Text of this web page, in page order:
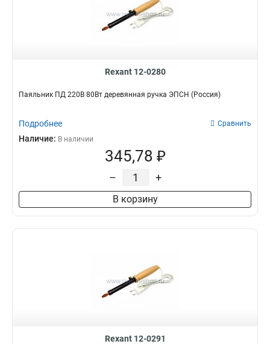
Rexant 12-0280
Паяльник ПД 220В 80Вт деревянная ручка ЭПСН (Россия)
Подробнее Сравнить
Наличие: В наличии
345,78 ₽
– +
В корзину
Rexant 12-0291